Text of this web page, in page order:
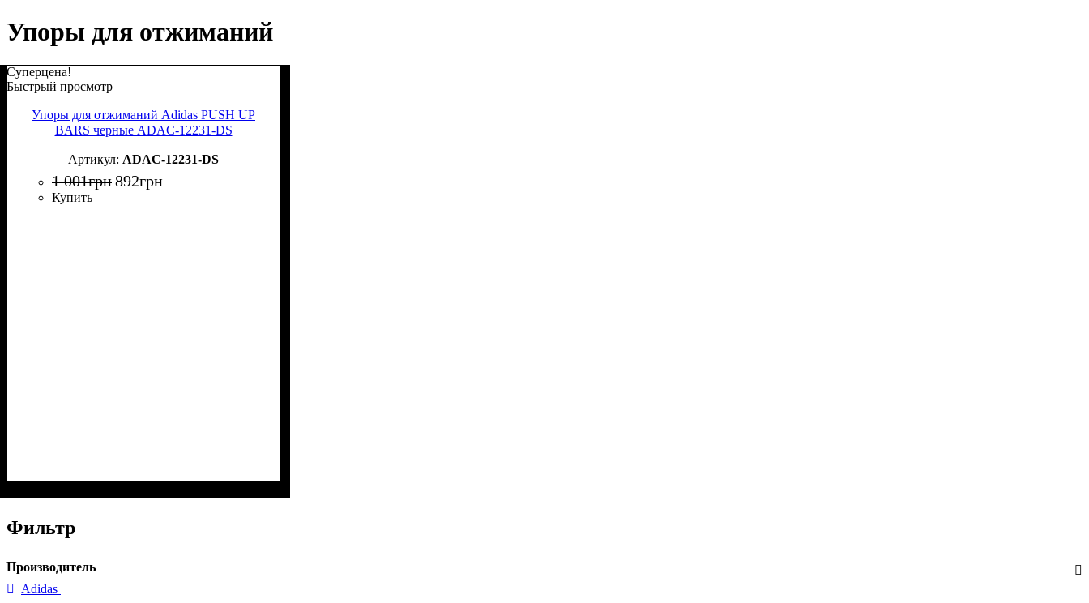
Упоры для отжиманий
Суперцена!
Быстрый просмотр
Упоры для отжиманий Adidas PUSH UP
BARS черные ADAC-12231-DS
ADAC-12231-DS
1 001грн892грн
Купить
Фильтр
Производитель
Adidas